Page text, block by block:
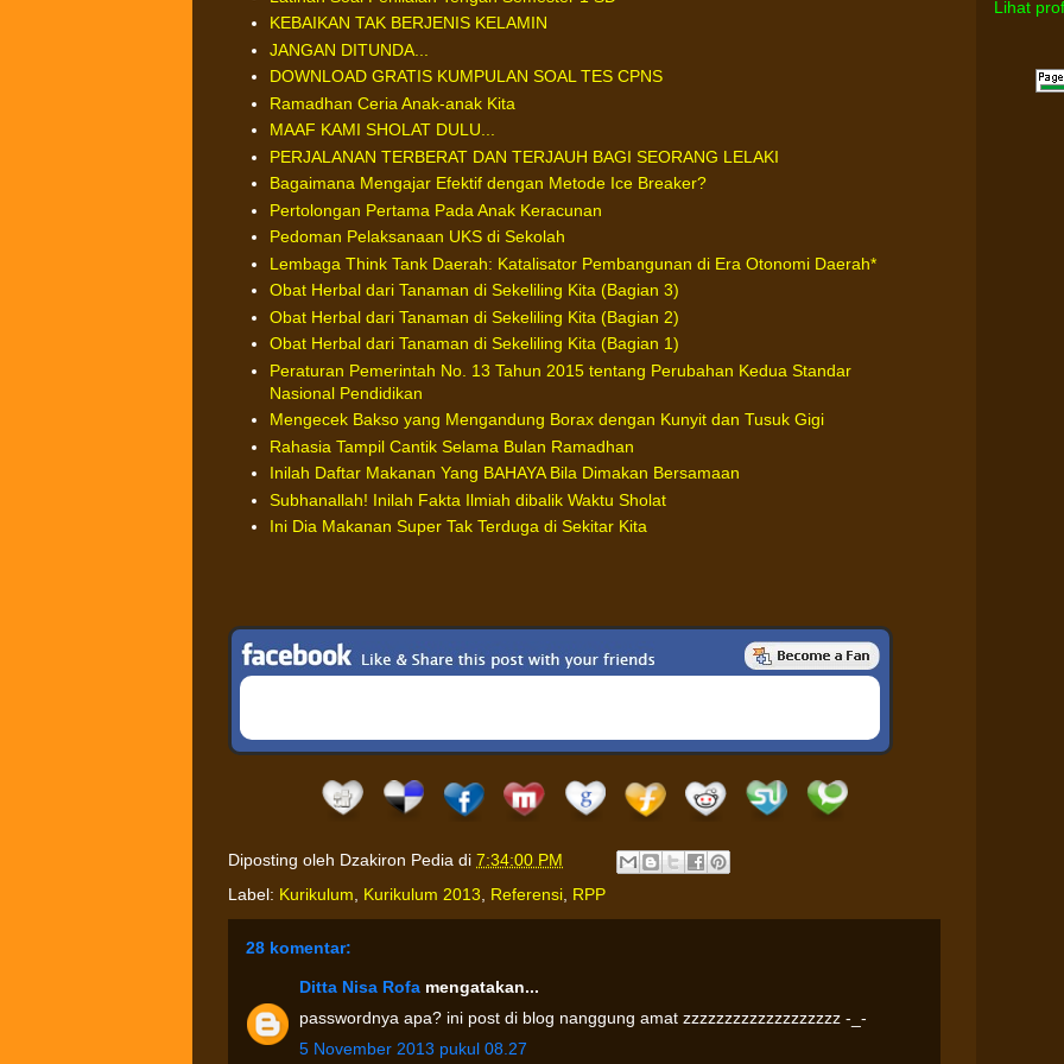
KEBAIKAN TAK BERJENIS KELAMIN
JANGAN DITUNDA...
DOWNLOAD GRATIS KUMPULAN SOAL TES CPNS
Ramadhan Ceria Anak-anak Kita
MAAF KAMI SHOLAT DULU...
PERJALANAN TERBERAT DAN TERJAUH BAGI SEORANG LELAKI
Bagaimana Mengajar Efektif dengan Metode Ice Breaker?
Pertolongan Pertama Pada Anak Keracunan
Pedoman Pelaksanaan UKS di Sekolah
Lembaga Think Tank Daerah: Katalisator Pembangunan di Era Otonomi Daerah*
Obat Herbal dari Tanaman di Sekeliling Kita (Bagian 3)
Obat Herbal dari Tanaman di Sekeliling Kita (Bagian 2)
Obat Herbal dari Tanaman di Sekeliling Kita (Bagian 1)
Peraturan Pemerintah No. 13 Tahun 2015 tentang Perubahan Kedua Standar
Nasional Pendidikan
Mengecek Bakso yang Mengandung Borax dengan Kunyit dan Tusuk Gigi
Rahasia Tampil Cantik Selama Bulan Ramadhan
Inilah Daftar Makanan Yang BAHAYA Bila Dimakan Bersamaan
Subhanallah! Inilah Fakta Ilmiah dibalik Waktu Sholat
Ini Dia Makanan Super Tak Terduga di Sekitar Kita
Diposting oleh Dzakiron Pedia di 7:34:00 PM
Label: Kurikulum Kurikulum 2013 Referensi RPP
28 komentar:
Ditta Nisa Rofa mengatakan...
passwordnya apa? ini post di blog nanggung amat zzzzzzzzzzzzzzzzzzz -_-
5 November 2013 pukul 08.27
Lihat